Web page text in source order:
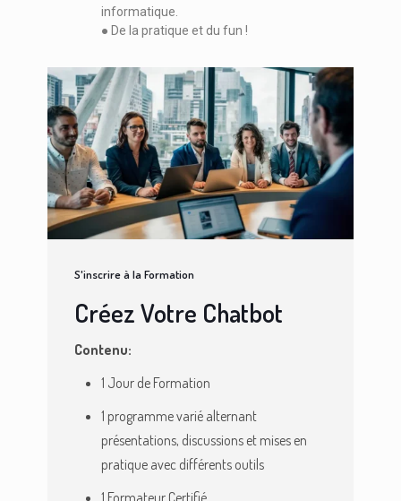
informatique.
● De la pratique et du fun !
S'inscrire à la Formation
Créez Votre Chatbot
Contenu:
1 Jour de Formation
1 programme varié alternant
présentations, discussions et mises en
pratique avec différents outils